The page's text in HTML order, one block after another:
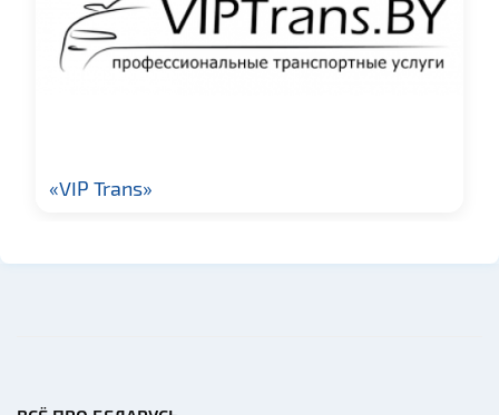
«VIP Trans»